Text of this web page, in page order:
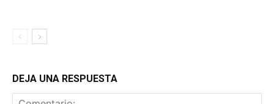
DEJA UNA RESPUESTA